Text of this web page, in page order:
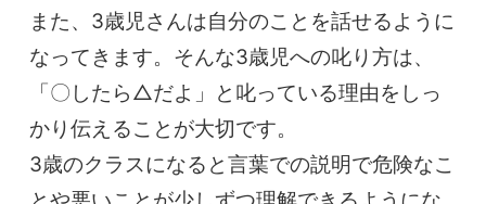
また、3歳児さんは自分のことを話せるように
なってきます。そんな3歳児への叱り方は、
「〇したら△だよ」と叱っている理由をしっ
かり伝えることが大切です。
3歳のクラスになると言葉での説明で危険なこ